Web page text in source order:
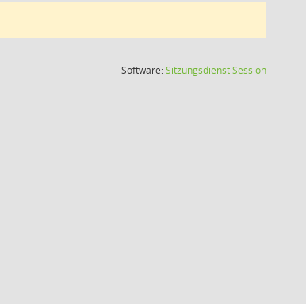
Software:SitzungsdienstSession(Wird in